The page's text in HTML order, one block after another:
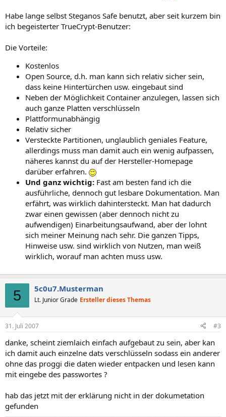
Habe lange selbst Steganos Safe benutzt, aber seit kurzem bin
ich begeisterter TrueCrypt-Benutzer:
Die Vorteile:
Kostenlos
Open Source, d.h. man kann sich relativ sicher sein,
dass keine Hintertürchen usw. eingebaut sind
Neben der Möglichkeit Container anzulegen, lassen sich
auch ganze Platten verschlüsseln
Plattformunabhängig
Relativ sicher
Versteckte Partitionen, unglaublich geniales Feature,
allerdings muss man damit auch ein wenig aufpassen,
näheres kannst du auf der Hersteller-Homepage
darüber erfahren.
Und ganz wichtig: Fast am besten fand ich die
ausführliche, dennoch gut lesbare Dokumentation. Man
erfährt, was wirklich dahintersteckt. Man hat dadurch
zwar einen gewissen (aber dennoch nicht zu
aufwendigen) Einarbeitungsaufwand, aber der lohnt
sich meiner Meinung nach sehr. Die ganzen Tipps,
Hinweise usw. sind wirklich von Nutzen, man weiß
wirklich, worauf man achten muss usw.
5 5c0u7.Musterman
Lt. Junior Grade Ersteller dieses Themas
31. Juli 2007 #3
danke, scheint ziemlaich einfach aufgebaut zu sein, aber kan
ich damit auch einzelne dats verschlüsseln sodass ein anderer
ohne das proggi die daten wieder entpacken und lesen kann
mit eingebe des passwortes ?
hab das jetzt mit der erklärung nicht in der dokumetation
gefunden